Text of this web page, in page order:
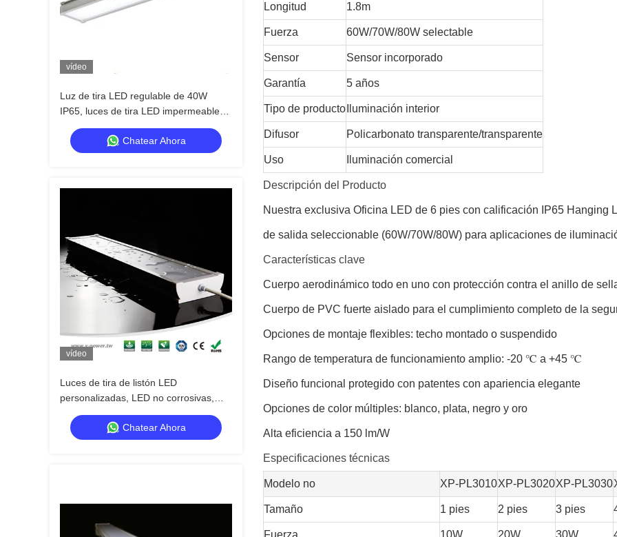
vídeo
Luz de tira LED regulable de 40W
IP65, luces de tira LED impermeables,
luz lineal LED de 150LM/W
Chatear Ahora
vídeo
Luces de tira de listón LED
personalizadas, LED no corrosivas,
listón IP65 para uso industrial
Chatear Ahora
Longitud 1.8m
Fuerza 60W/70W/80W selectable
Sensor Sensor incorporado
Garantía 5 años
Tipo de producto Iluminación interior
Difusor Policarbonato transparente/transparente
Uso Iluminación comercial
Descripción del Producto
Nuestra exclusiva Oficina LED de 6 pies con calificación IP65 Hanging
de salida seleccionable (60W/70W/80W) para aplicaciones de
Características clave
Cuerpo aerodinámico todo en uno con protección contra el anillo de
Cuerpo de PVC fuerte aislado para el cumplimiento completo de la
Opciones de montaje flexibles: techo montado o suspendido
Rango de temperatura de funcionamiento amplio: -20 ℃ a +45 ℃
Diseño funcional protegido con patentes con apariencia elegante
Opciones de color múltiples: blanco, plata, negro y oro
Alta eficiencia a 150 lm/W
Especificaciones técnicas
Modelo no XP-PL3010XP-PL3020XP-PL3030
Tamaño 1 pies 2 pies 3 pies
Fuerza 10W 20W 30W